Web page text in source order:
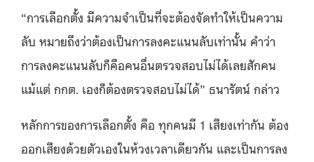
“การเลือกตั้ง มีความจําเป็นที่จะต้องจัดทําให้เป็นความ
ลับ หมายถึงว่าต้องเป็นการลงคะแนนลับเท่านั้น คําว่า
การลงคะแนนลับก็คือคนอื่นตรวจสอบไม่ได้เลยสักคน
แม้แต่ กกต. เองก็ต้องตรวจสอบไม่ได้” ธนารัตน์ กล่าว
หลักการของการเลือกตั้ง คือ ทุกคนมี 1 เสียงเท่ากัน ต้อง
ออกเสียงด้วยตัวเองในห้วงเวลาเดียวกัน และเป็นการลง